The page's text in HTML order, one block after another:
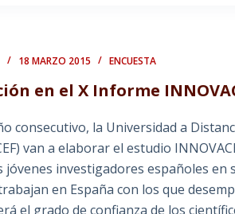
18 MARZO 2015 ENCUESTA
en el X Informe
consecutivo, la Universidad a
van a elaborar el estudio
jóvenes investigadores españoles
en España con los que
el grado de confianza de los